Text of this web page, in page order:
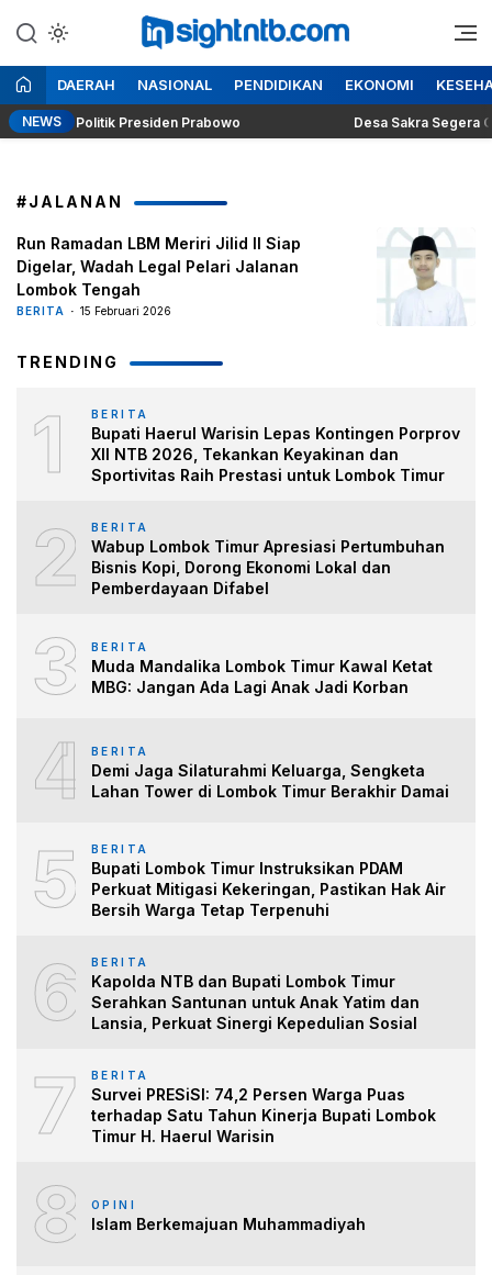
ke
konten
Insight NTB
Berita Seputar NTB
DAERAH NASIONAL PENDIDIKAN EKONOMI
NEWSPolitik Presiden Prabowo Desa Sakra Segera
#JALANAN
Run Ramadan LBM Meriri Jilid II Siap
Digelar, Wadah Legal Pelari Jalanan
Lombok Tengah
BERITA 15 Februari 2026
TRENDING
1 BERITA
Bupati Haerul Warisin Lepas Kontingen Porprov
XII NTB 2026, Tekankan Keyakinan dan
Sportivitas Raih Prestasi untuk Lombok Timur
2 BERITA
Wabup Lombok Timur Apresiasi Pertumbuhan
Bisnis Kopi, Dorong Ekonomi Lokal dan
Pemberdayaan Difabel
3 BERITA
Muda Mandalika Lombok Timur Kawal Ketat
MBG: Jangan Ada Lagi Anak Jadi Korban
4 BERITA
Demi Jaga Silaturahmi Keluarga, Sengketa
Lahan Tower di Lombok Timur Berakhir Damai
5 BERITA
Bupati Lombok Timur Instruksikan PDAM
Perkuat Mitigasi Kekeringan, Pastikan Hak Air
Bersih Warga Tetap Terpenuhi
6 BERITA
Kapolda NTB dan Bupati Lombok Timur
Serahkan Santunan untuk Anak Yatim dan
Lansia, Perkuat Sinergi Kepedulian Sosial
7 BERITA
Survei PRESiSI: 74,2 Persen Warga Puas
terhadap Satu Tahun Kinerja Bupati Lombok
Timur H. Haerul Warisin
8 OPINI
Islam Berkemajuan Muhammadiyah